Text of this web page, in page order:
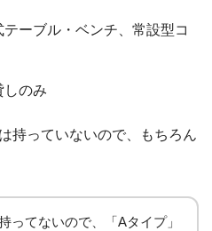
テーブル・ベンチ、常設型コ
しのみ
持っていないので、もちろん
ってないので、「Aタイプ」